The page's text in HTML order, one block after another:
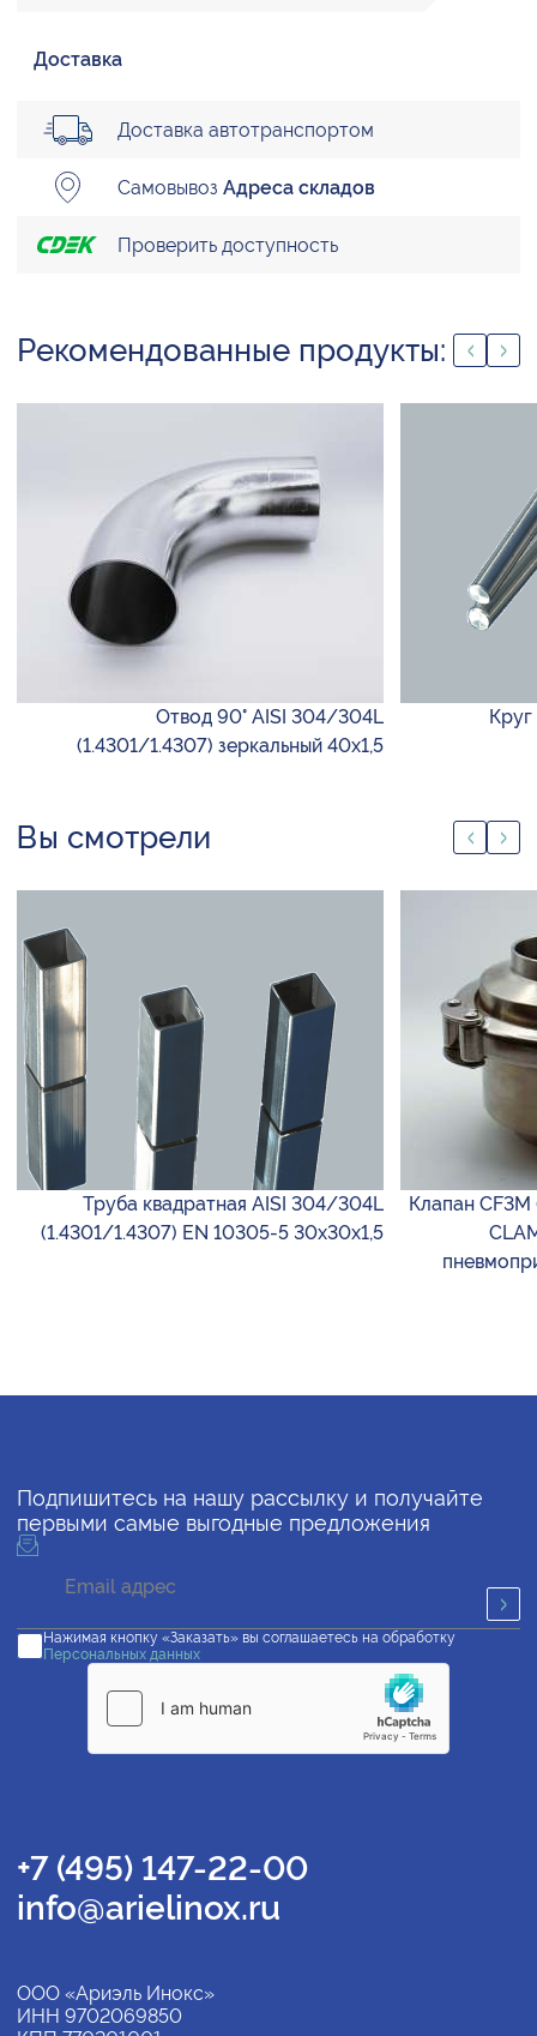
Доставка
Доставка автотранспортом
Самовывоз Адреса складов
Проверить доступность
Рекомендованные продукты:
Отвод 90° AISI 304/304L
(1.4301/1.4307) зеркальный 40х1,5
Вы смотрели
Труба квадратная AISI 304/304L
(1.4301/1.4307) EN 10305-5 30х30х1,5
Клапан
Подпишитесь на нашу рассылку и получайте
первыми самые выгодные предложения
Нажимая кнопку «Заказать» вы соглашаетесь на обработку
Персональных данных
+7 (495) 147-22-00
info@arielinox.ru
ООО «Ариэль Инокс»
ИНН 9702069850